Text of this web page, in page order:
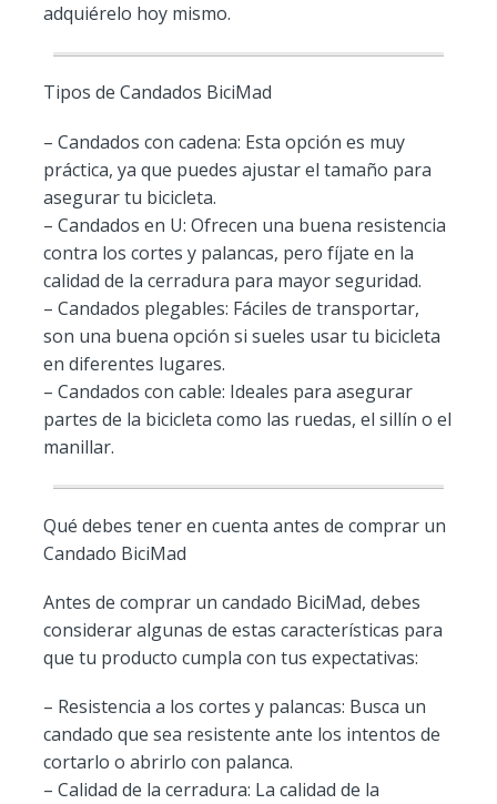
adquiérelo hoy mismo.
Tipos de Candados BiciMad
– Candados con cadena: Esta opción es muy
práctica, ya que puedes ajustar el tamaño para
asegurar tu bicicleta.
– Candados en U: Ofrecen una buena resistencia
contra los cortes y palancas, pero fíjate en la
calidad de la cerradura para mayor seguridad.
– Candados plegables: Fáciles de transportar,
son una buena opción si sueles usar tu bicicleta
en diferentes lugares.
– Candados con cable: Ideales para asegurar
partes de la bicicleta como las ruedas, el sillín o el
manillar.
Qué debes tener en cuenta antes de comprar un
Candado BiciMad
Antes de comprar un candado BiciMad, debes
considerar algunas de estas características para
que tu producto cumpla con tus expectativas:
– Resistencia a los cortes y palancas: Busca un
candado que sea resistente ante los intentos de
cortarlo o abrirlo con palanca.
– Calidad de la cerradura: La calidad de la